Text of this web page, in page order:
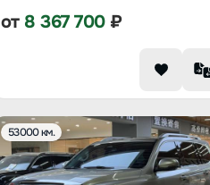
от 8 367 700₽
53000 км.